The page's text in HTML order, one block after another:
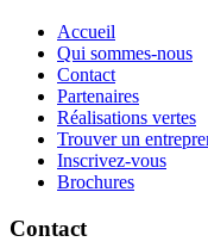
Accueil
Qui sommes-nous
Contact
Partenaires
Réalisations vertes
Trouver un
Inscrivez-vous
Brochures
Contact